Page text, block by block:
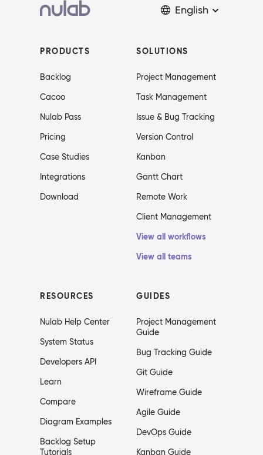
English
PRODUCTS
Backlog
Cacoo
Nulab Pass
Pricing
Case Studies
Integrations
Download
SOLUTIONS
Project Management
Task Management
Issue & Bug Tracking
Version Control
Kanban
Gantt Chart
Remote Work
Client Management
View all workflows
View all teams
RESOURCES
Nulab Help Center
System Status
Developers API
Learn
Compare
Diagram Examples
Backlog Setup
Tutorials
GUIDES
Project Management
Guide
Bug Tracking Guide
Git Guide
Wireframe Guide
Agile Guide
DevOps Guide
Kanban Guide